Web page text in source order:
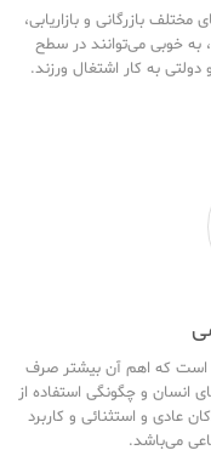
بازرگانی و بازاریابی،
به خوبی می‌توانند در سطح
به کار اشتغال ورزند.
است که اهم آن بیشتر صرف
انسان و چگونگی استفاده از
عادی و استثنائی و کاربرد
می‌باشد.